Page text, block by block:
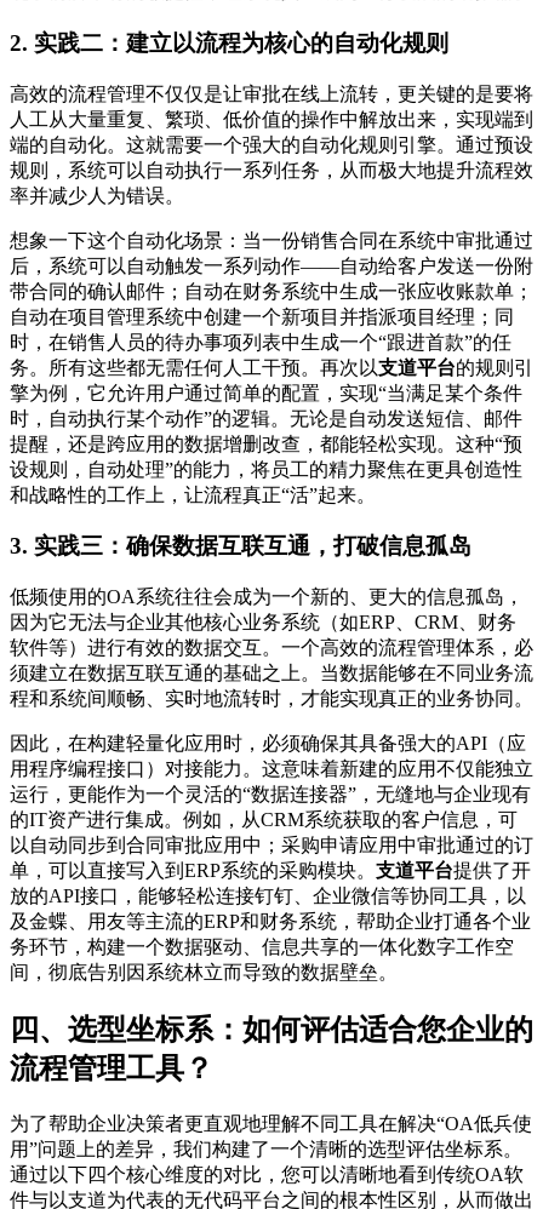
2. 实践二：建立以流程为核心的自动化规则
高效的流程管理不仅仅是让审批在线上流转，更关键的是要将
人工从大量重复、繁琐、低价值的操作中解放出来，实现端到
端的自动化。这就需要一个强大的自动化规则引擎。通过预设
规则，系统可以自动执行一系列任务，从而极大地提升流程效
率并减少人为错误。
想象一下这个自动化场景：当一份销售合同在系统中审批通过
后，系统可以自动触发一系列动作——自动给客户发送一份附
带合同的确认邮件；自动在财务系统中生成一张应收账款单；
自动在项目管理系统中创建一个新项目并指派项目经理；同
时，在销售人员的待办事项列表中生成一个“跟进首款”的任
务。所有这些都无需任何人工干预。再次以支道平台的规则引
擎为例，它允许用户通过简单的配置，实现“当满足某个条件
时，自动执行某个动作”的逻辑。无论是自动发送短信、邮件
提醒，还是跨应用的数据增删改查，都能轻松实现。这种“预
设规则，自动处理”的能力，将员工的精力聚焦在更具创造性
和战略性的工作上，让流程真正“活”起来。
3. 实践三：确保数据互联互通，打破信息孤岛
低频使用的OA系统往往会成为一个新的、更大的信息孤岛，
因为它无法与企业其他核心业务系统（如ERP、CRM、财务
软件等）进行有效的数据交互。一个高效的流程管理体系，必
须建立在数据互联互通的基础之上。当数据能够在不同业务流
程和系统间顺畅、实时地流转时，才能实现真正的业务协同。
因此，在构建轻量化应用时，必须确保其具备强大的API（应
用程序编程接口）对接能力。这意味着新建的应用不仅能独立
运行，更能作为一个灵活的“数据连接器”，无缝地与企业现有
的IT资产进行集成。例如，从CRM系统获取的客户信息，可
以自动同步到合同审批应用中；采购申请应用中审批通过的订
单，可以直接写入到ERP系统的采购模块。 支道平台提供了开
放的API接口，能够轻松连接钉钉、企业微信等协同工具，以
及金蝶、用友等主流的ERP和财务系统，帮助企业打通各个业
务环节，构建一个数据驱动、信息共享的一体化数字工作空
间，彻底告别因系统林立而导致的数据壁垒。
四、选型坐标系：如何评估适合您企业的
流程管理工具？
为了帮助企业决策者更直观地理解不同工具在解决“OA低兵使
用”问题上的差异，我们构建了一个清晰的选型评估坐标系。
通过以下四个核心维度的对比，您可以清晰地看到传统OA软
件与以支道为代表的无代码平台之间的根本性区别，从而做出